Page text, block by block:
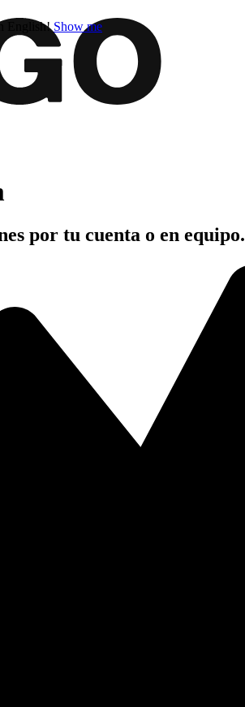
English! Show me
por tu cuenta o en equipo.